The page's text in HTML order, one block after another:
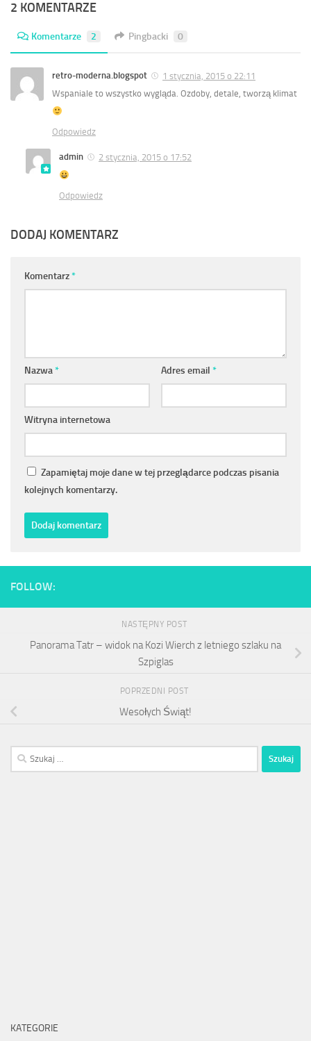
2 KOMENTARZE
Komentarze 2 Pingbacki 0
retro-moderna.blogspot
1 stycznia, 2015 o 22:11
Wspaniale to wszystko wygląda. Ozdoby, detale, tworzą klimat
Odpowiedz
admin 2 stycznia, 2015 o 17:52
Odpowiedz
DODAJ KOMENTARZ
Komentarz*
Nazwa* Adres email *
Witryna internetowa
Zapamiętaj moje dane w tej przeglądarce podczas pisania
kolejnych komentarzy.
FOLLOW:
NASTĘPNY POST
Panorama Tatr – widok na Kozi Wierch z letniego szlaku na
Szpiglas
POPRZEDNI POST
Wesołych Świąt!
Szukaj:
KATEGORIE